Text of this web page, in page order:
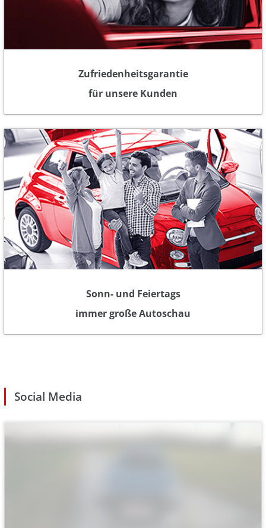
Zufriedenheitsgarantie
für unsere Kunden
Sonn- und Feiertags
immer große Autoschau
Social Media